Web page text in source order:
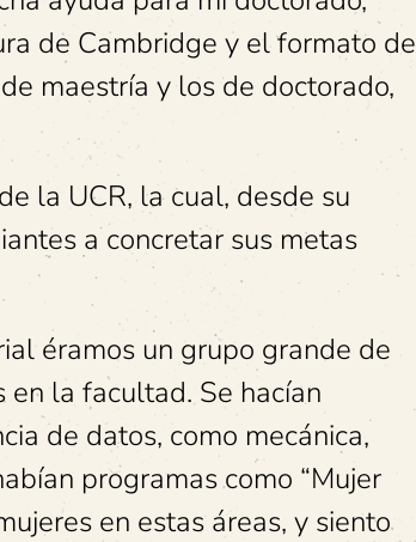
de Cambridge y el formato de
maestría y los de doctorado,
de la UCR, la cual, desde su
a concretar sus metas
éramos un grupo grande de
en la facultad. Se hacían
de datos, como mecánica,
programas como “Mujer
en estas áreas, y siento